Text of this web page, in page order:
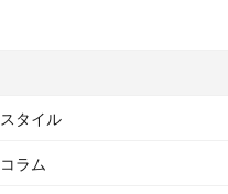
スタイル
コラム